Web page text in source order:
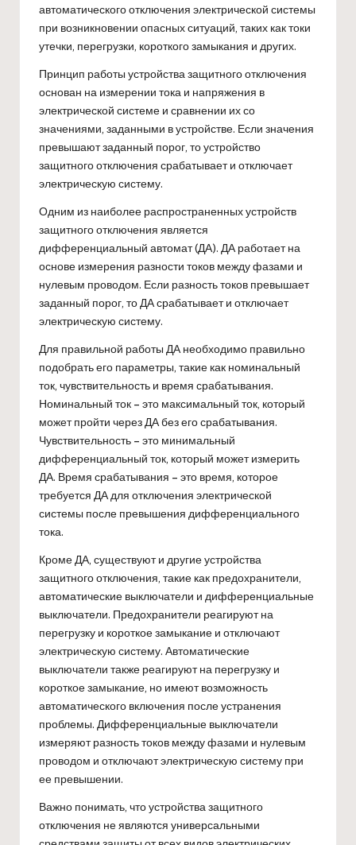
автоматического отключения электрической системы
при возникновении опасных ситуаций, таких как токи
утечки, перегрузки, короткого замыкания и других.
Принцип работы устройства защитного отключения
основан на измерении тока и напряжения в
электрической системе и сравнении их со
значениями, заданными в устройстве. Если значения
превышают заданный порог, то устройство
защитного отключения срабатывает и отключает
электрическую систему.
Одним из наиболее распространенных устройств
защитного отключения является
дифференциальный автомат (ДА). ДА работает на
основе измерения разности токов между фазами и
нулевым проводом. Если разность токов превышает
заданный порог, то ДА срабатывает и отключает
электрическую систему.
Для правильной работы ДА необходимо правильно
подобрать его параметры, такие как номинальный
ток, чувствительность и время срабатывания.
Номинальный ток – это максимальный ток, который
может пройти через ДА без его срабатывания.
Чувствительность – это минимальный
дифференциальный ток, который может измерить
ДА. Время срабатывания – это время, которое
требуется ДА для отключения электрической
системы после превышения дифференциального
тока.
Кроме ДА, существуют и другие устройства
защитного отключения, такие как предохранители,
автоматические выключатели и дифференциальные
выключатели. Предохранители реагируют на
перегрузку и короткое замыкание и отключают
электрическую систему. Автоматические
выключатели также реагируют на перегрузку и
короткое замыкание, но имеют возможность
автоматического включения после устранения
проблемы. Дифференциальные выключатели
измеряют разность токов между фазами и нулевым
проводом и отключают электрическую систему при
ее превышении.
Важно понимать, что устройства защитного
отключения не являются универсальными